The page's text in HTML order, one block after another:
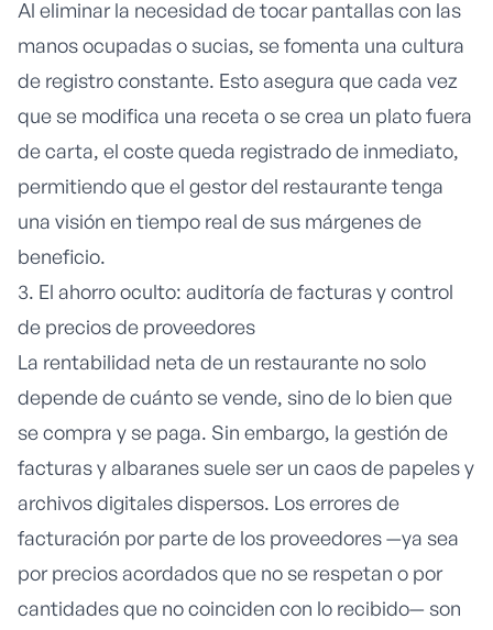
Al eliminar la necesidad de tocar pantallas con las
manos ocupadas o sucias, se fomenta una cultura
de registro constante. Esto asegura que cada vez
que se modifica una receta o se crea un plato fuera
de carta, el coste queda registrado de inmediato,
permitiendo que el gestor del restaurante tenga
una visión en tiempo real de sus márgenes de
beneficio.
3. El ahorro oculto: auditoría de facturas y control
de precios de proveedores
La rentabilidad neta de un restaurante no solo
depende de cuánto se vende, sino de lo bien que
se compra y se paga. Sin embargo, la gestión de
facturas y albaranes suele ser un caos de papeles y
archivos digitales dispersos. Los errores de
facturación por parte de los proveedores —ya sea
por precios acordados que no se respetan o por
cantidades que no coinciden con lo recibido— son